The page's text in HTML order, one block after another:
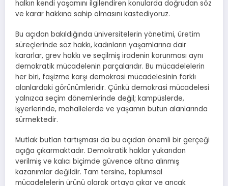
halkın kendi yaşamını ilgilendiren konularda doğrudan söz
ve karar hakkına sahip olmasını kastediyoruz.
Bu açıdan bakıldığında üniversitelerin yönetimi, üretim
süreçlerinde söz hakkı, kadınların yaşamlarına dair
kararlar, grev hakkı ve seçilmiş iradenin korunması aynı
demokratik mücadelenin parçalarıdır. Bu mücadelelerin
her biri, faşizme karşı demokrasi mücadelesinin farklı
alanlardaki görünümleridir. Çünkü demokrasi mücadelesi
yalnızca seçim dönemlerinde değil; kampüslerde,
işyerlerinde, mahallelerde ve yaşamın bütün alanlarında
sürmektedir.
Mutlak butlan tartışması da bu açıdan önemli bir gerçeği
açığa çıkarmaktadır. Demokratik haklar yukarıdan
verilmiş ve kalıcı biçimde güvence altına alınmış
kazanımlar değildir. Tam tersine, toplumsal
mücadelelerin ürünü olarak ortaya çıkar ve ancak